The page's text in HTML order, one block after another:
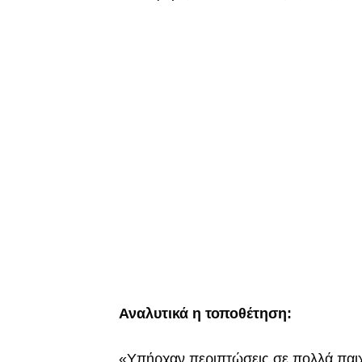
Αναλυτικά η τοποθέτηση:
«Υπήρχαν περιπτώσεις σε πολλά